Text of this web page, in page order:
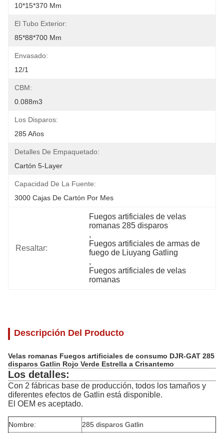
10*15*370 Mm
El Tubo Exterior:
85*88*700 Mm
Envasado:
12/1
CBM:
0.088m3
Los Disparos:
285 Años
Detalles De Empaquetado:
Cartón 5-Layer
Capacidad De La Fuente:
3000 Cajas De Cartón Por Mes
Resaltar:
Fuegos artificiales de velas
romanas 285 disparos
,
Fuegos artificiales de armas de
fuego de Liuyang Gatling
,
Fuegos artificiales de velas
romanas
Descripción Del Producto
Velas romanas Fuegos artificiales de consumo DJR-GAT 285
disparos Gatlin Rojo Verde Estrella a Crisantemo
Los detalles:
Con 2 fábricas base de producción, todos los tamaños y
diferentes efectos de Gatlin está disponible.
El OEM es aceptado.
Nombre: 285 disparos Gatlin